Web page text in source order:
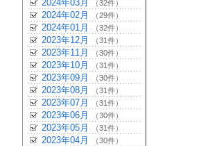
2024年03月 （32件）
2024年02月 （29件）
2024年01月 （32件）
2023年12月 （31件）
2023年11月 （30件）
2023年10月 （31件）
2023年09月 （30件）
2023年08月 （31件）
2023年07月 （31件）
2023年06月 （30件）
2023年05月 （31件）
2023年04月 （30件）